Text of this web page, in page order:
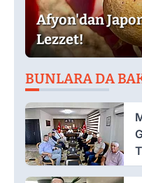
Afyon'dan
Lezzet!
BUNLARA DA